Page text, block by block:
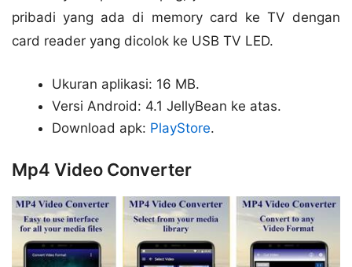
pribadi yang ada di memory card ke TV dengan
card reader yang dicolok ke USB TV LED.
Ukuran aplikasi: 16 MB.
Versi Android: 4.1 JellyBean ke atas.
Download apk: PlayStore.
Mp4 Video Converter